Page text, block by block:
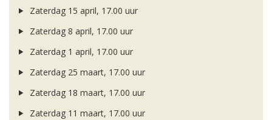
Zaterdag 15 april, 17.00 uur
Zaterdag 8 april, 17.00 uur
Zaterdag 1 april, 17.00 uur
Zaterdag 25 maart, 17.00 uur
Zaterdag 18 maart, 17.00 uur
Zaterdag 11 maart, 17.00 uur